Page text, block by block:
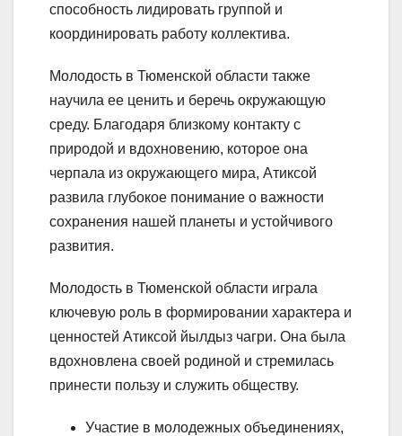
способность лидировать группой и
координировать работу коллектива.
Молодость в Тюменской области также
научила ее ценить и беречь окружающую
среду. Благодаря близкому контакту с
природой и вдохновению, которое она
черпала из окружающего мира, Атиксой
развила глубокое понимание о важности
сохранения нашей планеты и устойчивого
развития.
Молодость в Тюменской области играла
ключевую роль в формировании характера и
ценностей Атиксой йылдыз чагри. Она была
вдохновлена своей родиной и стремилась
принести пользу и служить обществу.
Участие в молодежных объединениях,